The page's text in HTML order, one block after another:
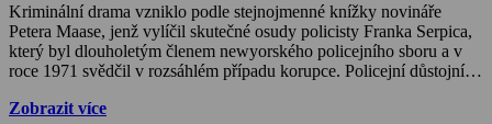
Kriminální drama vzniklo podle stejnojmenné knížky novináře
Petera Maase, jenž vylíčil skutečné osudy policisty Franka Serpica,
který byl dlouholetým členem newyorského policejního sboru a v
roce 1971 svědčil v rozsáhlém případu korupce. Policejní důstojník,
velmi dobře ví, že bude terčem jejich pomsty, patří k nejlepším
Zobrazit více